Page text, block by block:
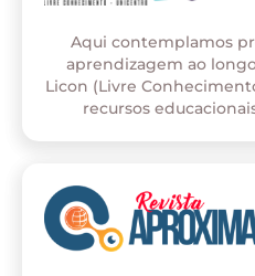
Aqui contemplamos
aprendizagem ao
Licon (Livre
recursos